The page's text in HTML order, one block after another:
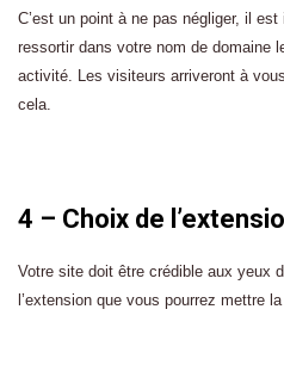
C’est un point à ne pas négliger, il
ressortir dans votre nom de domaine
activité. Les visiteurs arriveront à
cela.
4 – Choix de
Votre site doit être crédible aux yeux
l’extension que vous pourrez mettre